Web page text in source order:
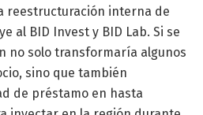
reestructuración interna de
al BID Invest y BID Lab. Si se
no solo transformaría algunos
sino que también
de préstamo en hasta